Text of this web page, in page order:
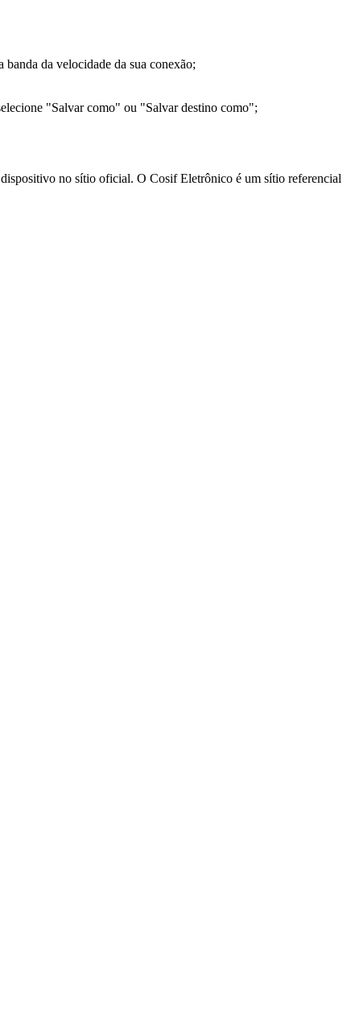
da velocidade da sua conexão;
"Salvar como" ou "Salvar destino como";
no sítio oficial. O Cosif Eletrônico é um sítio referencial